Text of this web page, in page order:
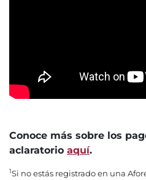
Conoce más sobre los
aclaratorio aquí.
1Si no estás registrado en una